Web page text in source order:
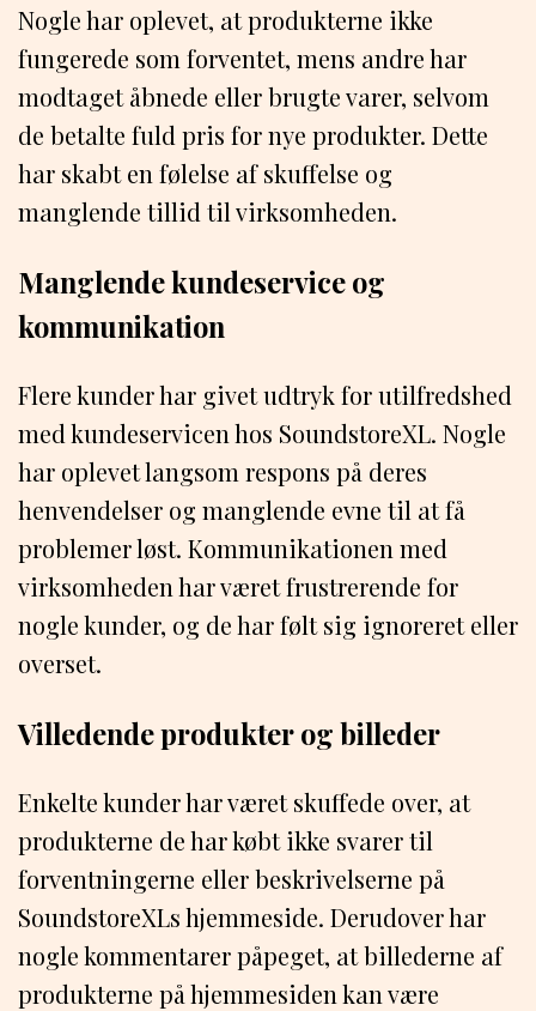
Nogle har oplevet, at produkterne ikke
fungerede som forventet, mens andre har
modtaget åbnede eller brugte varer, selvom
de betalte fuld pris for nye produkter. Dette
har skabt en følelse af skuffelse og
manglende tillid til virksomheden.
Manglende kundeservice og
kommunikation
Flere kunder har givet udtryk for utilfredshed
med kundeservicen hos SoundstoreXL. Nogle
har oplevet langsom respons på deres
henvendelser og manglende evne til at få
problemer løst. Kommunikationen med
virksomheden har været frustrerende for
nogle kunder, og de har følt sig ignoreret eller
overset.
Villedende produkter og billeder
Enkelte kunder har været skuffede over, at
produkterne de har købt ikke svarer til
forventningerne eller beskrivelserne på
SoundstoreXLs hjemmeside. Derudover har
nogle kommentarer påpeget, at billederne af
produkterne på hjemmesiden kan være